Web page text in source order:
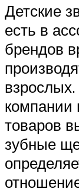
Детские
есть в
брендов
компании
товаров
зубные